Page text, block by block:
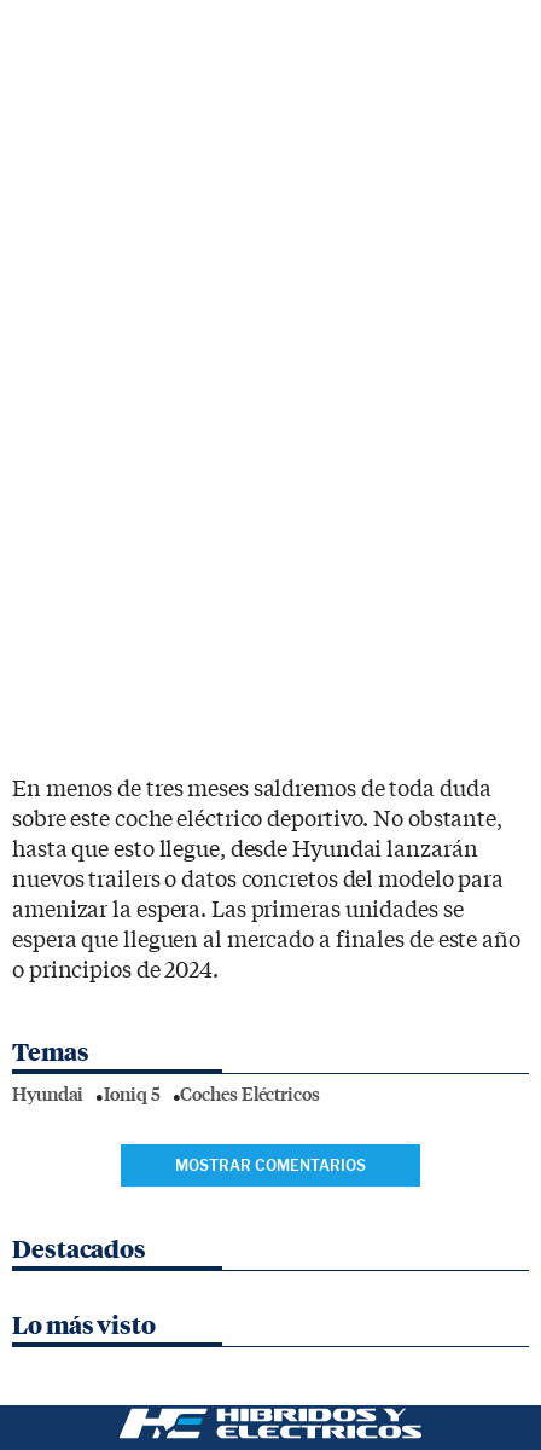
En menos de tres meses saldremos de toda duda
sobre este coche eléctrico deportivo. No obstante,
hasta que esto llegue, desde Hyundai lanzarán
nuevos trailers o datos concretos del modelo para
amenizar la espera. Las primeras unidades se
espera que lleguen al mercado a finales de este año
o principios de 2024.
Temas
Hyundai Ioniq 5 Coches Eléctricos
MOSTRAR COMENTARIOS
Destacados
Lo más visto